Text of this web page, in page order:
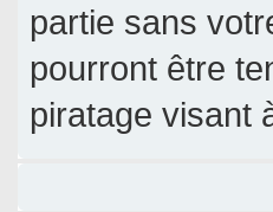
partie sans
pourront être
piratage visant